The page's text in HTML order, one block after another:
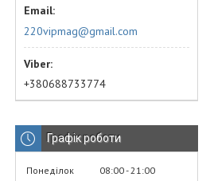
220vipmag@gmail.com
+380688733774
Графік роботи
Понеділок 08:00 21:00